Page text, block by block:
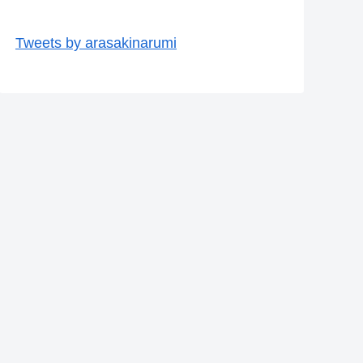
Tweets by arasakinarumi